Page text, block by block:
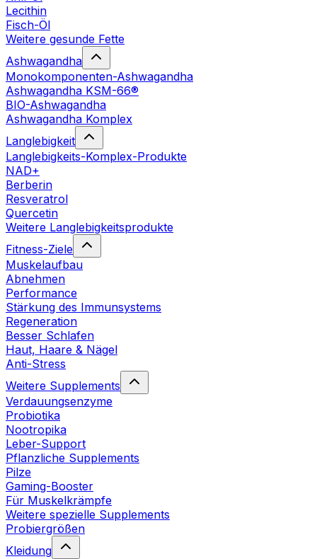
Lecithin
Fisch-Öl
Weitere gesunde Fette
Ashwagandha
Monokomponenten-Ashwagandha
Ashwagandha KSM-66®
BIO-Ashwagandha
Ashwagandha Komplex
Langlebigkeit
Langlebigkeits-Komplex-Produkte
NAD+
Berberin
Resveratrol
Quercetin
Weitere Langlebigkeitsprodukte
Fitness-Ziele
Muskelaufbau
Abnehmen
Performance
Stärkung des Immunsystems
Regeneration
Besser Schlafen
Haut, Haare & Nägel
Anti-Stress
Weitere Supplements
Verdauungsenzyme
Probiotika
Nootropika
Leber-Support
Pflanzliche Supplements
Pilze
Gaming-Booster
Für Muskelkrämpfe
Weitere spezielle Supplements
Probiergrößen
Kleidung